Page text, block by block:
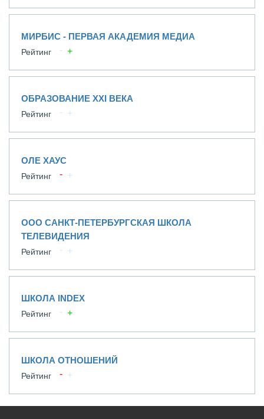
МИРБИС - ПЕРВАЯ АКАДЕМИЯ МЕДИА
Рейтинг
ОБРАЗОВАНИЕ XXI ВЕКА
Рейтинг
ОЛЕ ХАУС
Рейтинг
ООО САНКТ-ПЕТЕРБУРГСКАЯ ШКОЛА
ТЕЛЕВИДЕНИЯ
Рейтинг
ШКОЛА INDEX
Рейтинг
ШКОЛА ОТНОШЕНИЙ
Рейтинг